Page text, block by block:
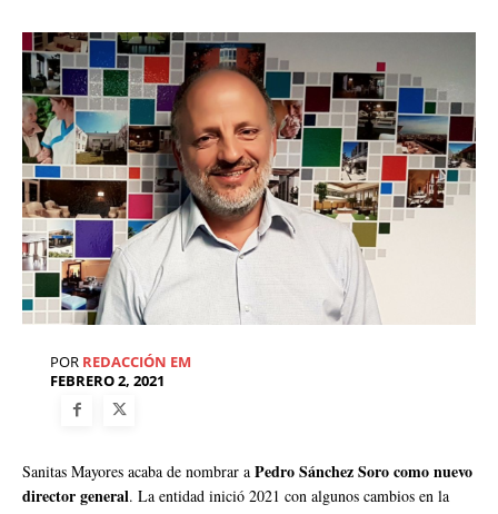
POR REDACCIÓN EM
FEBRERO 2, 2021
Sanitas Mayores acaba de nombrar a Pedro Sánchez Soro como nuevo
director general. La entidad inició 2021 con algunos cambios en la